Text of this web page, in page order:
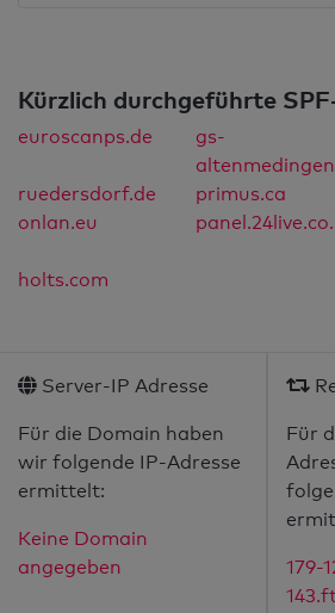
Kürzlich durchgeführte
euroscanps.de
gs-
ruedersdorf.de primus.ca
onlan.eu
holts.com
Server-IP Adresse
Für die Domain haben
wir folgende IP-Adresse
ermittelt:
Keine Domain
angegeben
Für
179-